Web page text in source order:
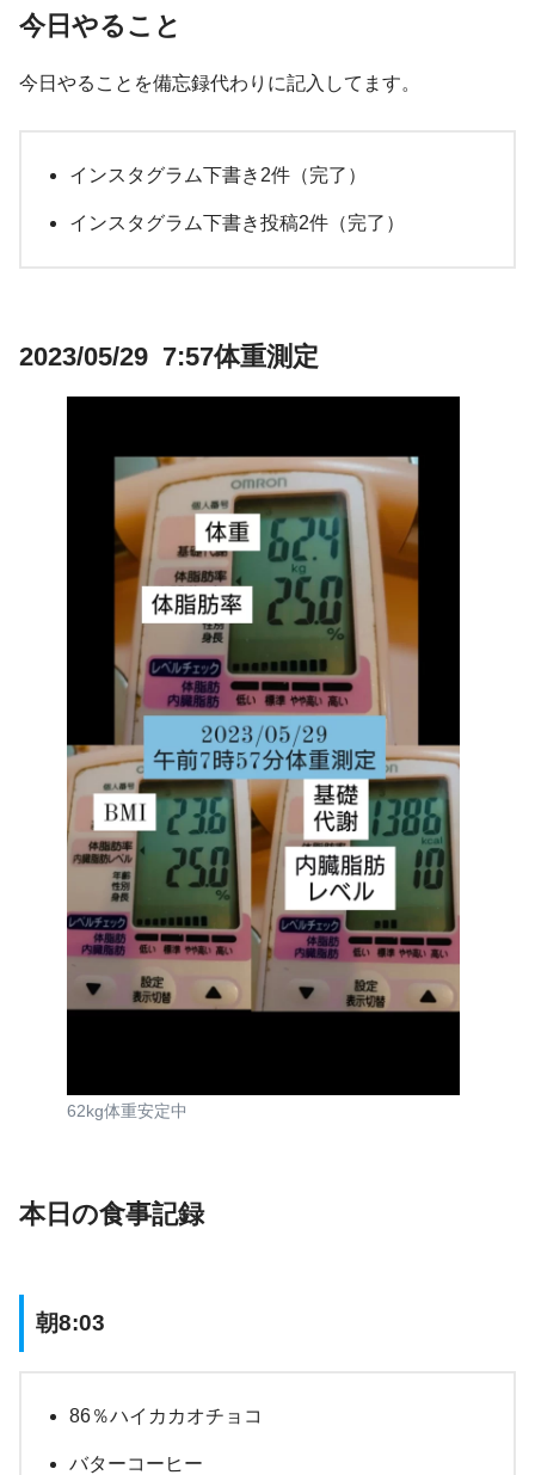
今日やること
今日やることを備忘録代わりに記入してます。
インスタグラム下書き2件（完了）
インスタグラム下書き投稿2件（完了）
2023/05/29 7:57体重測定
62kg体重安定中
本日の食事記録
朝8:03
86％ハイカカオチョコ
バターコーヒー